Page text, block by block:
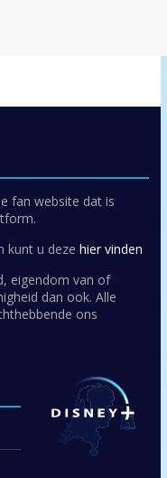
fan website dat is
kunt u deze hier vinden
eigendom van of
dan ook. Alle
ons